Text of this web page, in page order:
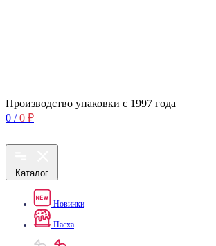
Производство упаковки с 1997 года
0 / 0 ₽
Каталог
Новинки
Пасха